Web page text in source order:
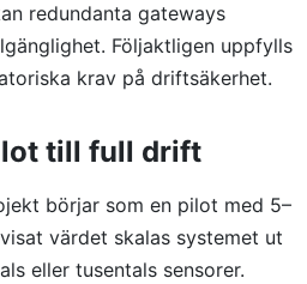
redundanta gateways
Följaktligen uppfylls
krav på driftsäkerhet.
till full drift
börjar som en pilot med 5–
värdet skalas systemet ut
eller tusentals sensorer.